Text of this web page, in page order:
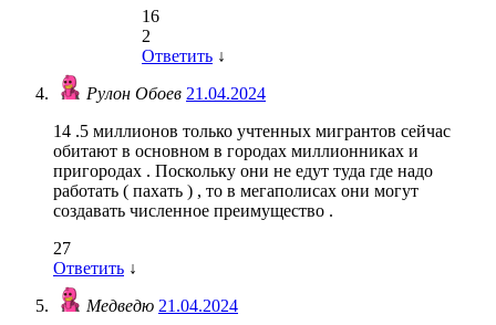
16
2
Ответить ↓
Рулон Обоев 21.04.2024
14 .5 миллионов только учтенных мигрантов сейчас
обитают в основном в городах миллионниках и
пригородах . Поскольку они не едут туда где надо
работать ( пахать ) , то в мегаполисах они могут
создавать численное преимущество .
27
Ответить ↓
Медведю 21.04.2024